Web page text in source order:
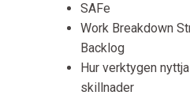
SAFe
Work Breakdown
Backlog
Hur verktygen
skillnader